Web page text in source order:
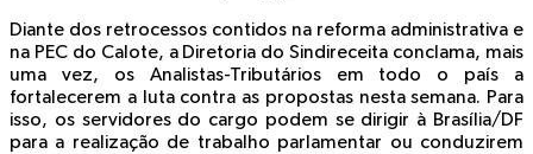
Diante dos retrocessos contidos na reforma administrativa e
na PEC do Calote, a Diretoria do Sindireceita conclama, mais
uma vez, os Analistas-Tributários em todo o país a
fortalecerem a luta contra as propostas nesta semana. Para
isso, os servidores do cargo podem se dirigir à Brasília/DF
para a realização de trabalho parlamentar ou conduzirem